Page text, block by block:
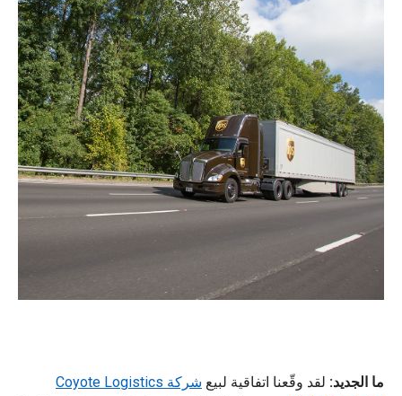
ما الجديد: لقد وقّعنا اتفاقية لبيع
شركة Coyote Logistics